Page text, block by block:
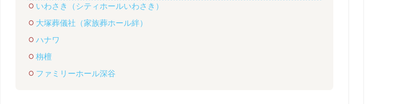
いわさき（シティホールいわさき）
大塚葬儀社（家族葬ホール絆）
ハナワ
栴檀
ファミリーホール深谷